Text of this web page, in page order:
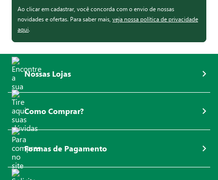
Ao clicar em cadastrar, você concorda com o envio de nossas
novidades e ofertas. Para saber mais, veja nossa política de privacidade
aqui.
Nossas Lojas
Como Comprar?
Formas de Pagamento